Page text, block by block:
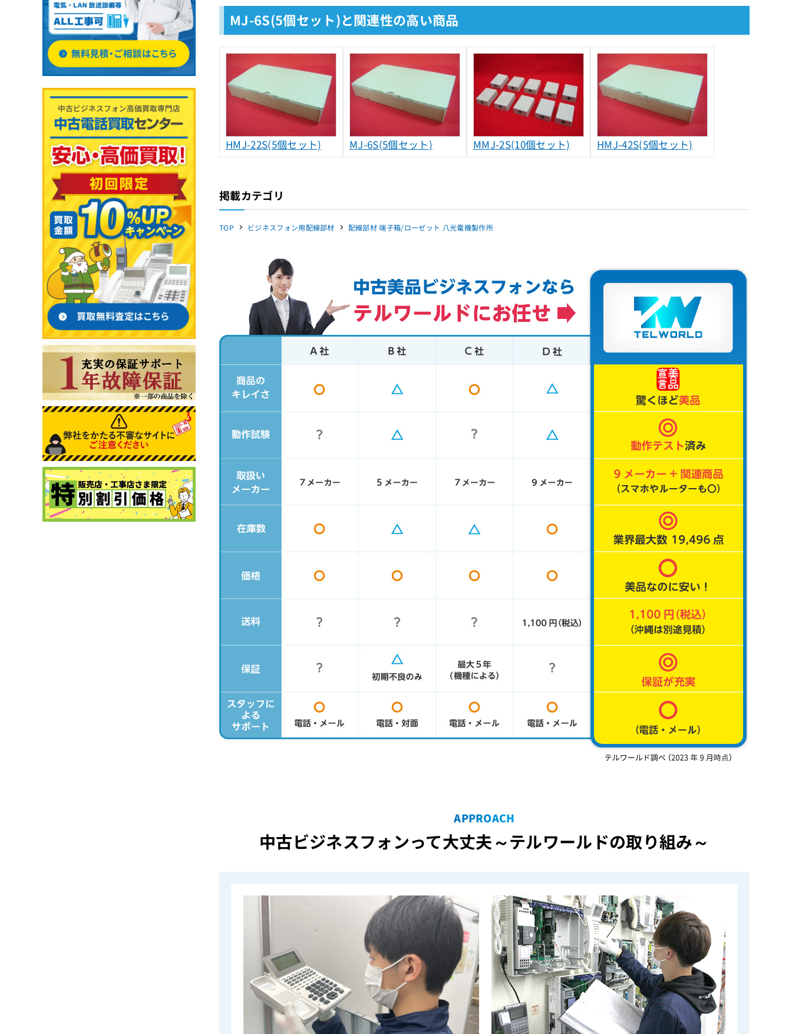
MJ-6S(5個セット)と関連性の高い商品
HMJ-22S(5個セット) MJ-6S(5個セット) MMJ-2S(10個セット) HMJ-42S(5個セット)
掲載カテゴリ
TOP ビジネスフォン用配線部材 配線部材 端子箱/ローゼット 八光電機製作所
APPROACH
中古ビジネスフォンって大丈夫～テルワールドの取り組み～